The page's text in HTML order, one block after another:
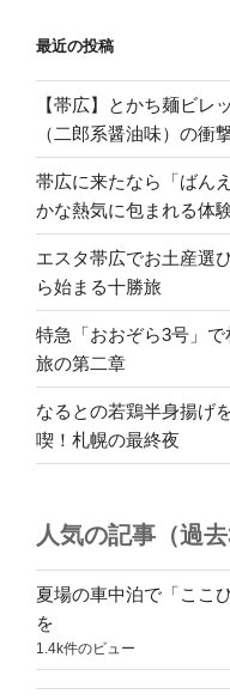
最近の投稿
【帯広】とかち麺ビレ
（二郎系醤油味）の衝
帯広に来たなら「ばん
かな熱気に包まれる体
エスタ帯広でお土産選
ら始まる十勝旅
特急「おおぞら3号」で
旅の第二章
なるとの若鶏半身揚げ
喫！札幌の最終夜
人気の記事（過去
夏場の車中泊で「ここ
を
1.4k件のビュー